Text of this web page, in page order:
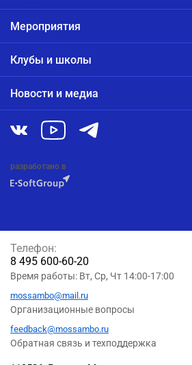
Мероприятия
Клубы и школы
Новости и медиа
разработано в
Телефон:
8 495 600-60-20
Время работы: Вт, Ср, Чт 14:00-17:00
mossambo@mail.ru
Организационные вопросы
feedback@mossambo.ru
Обратная связь и техподдержка